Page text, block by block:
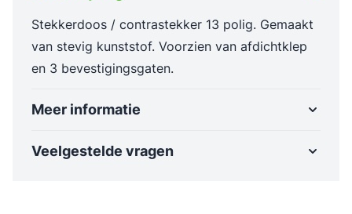
Stekkerdoos / contrastekker 13 polig. Gemaakt
van stevig kunststof. Voorzien van afdichtklep
en 3 bevestigingsgaten.
Meer informatie
Veelgestelde vragen